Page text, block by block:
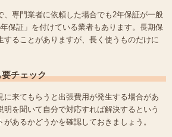
、専門業者に依頼した場合でも2年保証が一般
保証」を付けている業者もあります。長期保
することがありますが、長く使うものだけに
チェック
に来てもらうと出張費用が発生する場合があ
明を聞いて自分で対応すれば解決するという
あるかどうかを確認しておきましょう。